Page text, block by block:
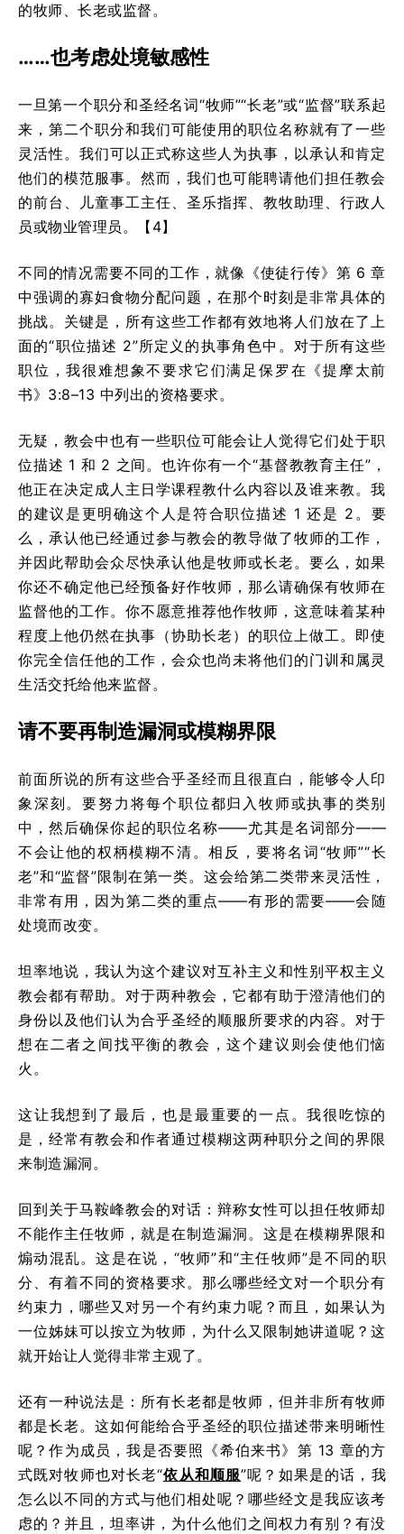
的牧师、长老或监督。
……也考虑处境敏感性
一旦第一个职分和圣经名词“牧师”“长老”或“监督”联系起
来，第二个职分和我们可能使用的职位名称就有了一些
灵活性。我们可以正式称这些人为执事，以承认和肯定
他们的模范服事。然而，我们也可能聘请他们担任教会
的前台、儿童事工主任、圣乐指挥、教牧助理、行政人
员或物业管理员。【4】
不同的情况需要不同的工作，就像《使徒行传》第 6 章
中强调的寡妇食物分配问题，在那个时刻是非常具体的
挑战。关键是，所有这些工作都有效地将人们放在了上
面的“职位描述 2”所定义的执事角色中。对于所有这些
职位，我很难想象不要求它们满足保罗在《提摩太前
书》3:8–13 中列出的资格要求。
无疑，教会中也有一些职位可能会让人觉得它们处于职
位描述 1 和 2 之间。也许你有一个“基督教教育主任”，
他正在决定成人主日学课程教什么内容以及谁来教。我
的建议是更明确这个人是符合职位描述 1 还是 2。要
么，承认他已经通过参与教会的教导做了牧师的工作，
并因此帮助会众尽快承认他是牧师或长老。要么，如果
你还不确定他已经预备好作牧师，那么请确保有牧师在
监督他的工作。你不愿意推荐他作牧师，这意味着某种
程度上他仍然在执事（协助长老）的职位上做工。即使
你完全信任他的工作，会众也尚未将他们的门训和属灵
生活交托给他来监督。
请不要再制造漏洞或模糊界限
前面所说的所有这些合乎圣经而且很直白，能够令人印
象深刻。要努力将每个职位都归入牧师或执事的类别
中，然后确保你起的职位名称——尤其是名词部分——
不会让他的权柄模糊不清。相反，要将名词“牧师”“长
老”和“监督”限制在第一类。这会给第二类带来灵活性，
非常有用，因为第二类的重点——有形的需要——会随
处境而改变。
坦率地说，我认为这个建议对互补主义和性别平权主义
教会都有帮助。对于两种教会，它都有助于澄清他们的
身份以及他们认为合乎圣经的顺服所要求的内容。对于
想在二者之间找平衡的教会，这个建议则会使他们恼
火。
这让我想到了最后，也是最重要的一点。我很吃惊的
是，经常有教会和作者通过模糊这两种职分之间的界限
来制造漏洞。
回到关于马鞍峰教会的对话：辩称女性可以担任牧师却
不能作主任牧师，就是在制造漏洞。这是在模糊界限和
煽动混乱。这是在说，“牧师”和“主任牧师”是不同的职
分、有着不同的资格要求。那么哪些经文对一个职分有
约束力，哪些又对另一个有约束力呢？而且，如果认为
一位姊妹可以按立为牧师，为什么又限制她讲道呢？这
就开始让人觉得非常主观了。
还有一种说法是：所有长老都是牧师，但并非所有牧师
都是长老。这如何能给合乎圣经的职位描述带来明晰性
呢？作为成员，我是否要照《希伯来书》第 13 章的方
式既对牧师也对长老“依从和顺服”呢？如果是的话，我
怎么以不同的方式与他们相处呢？哪些经文是我应该考
虑的？并且，坦率讲，为什么他们之间权力有别？有没